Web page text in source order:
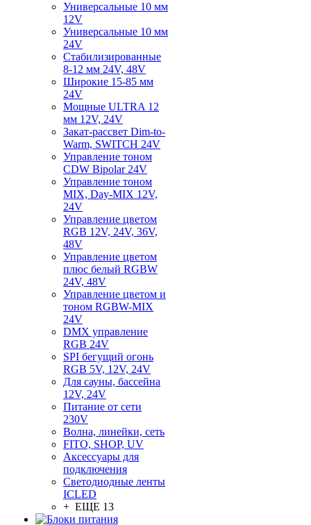
Универсальные 10 мм
12V
Универсальные 10 мм
24V
Стабилизированные
8-12 мм 24V, 48V
Широкие 15-85 мм
24V
Мощные ULTRA 12
мм 12V, 24V
Закат-рассвет Dim-to-
Warm, SWITCH 24V
Управление тоном
CDW Bipolar 24V
Управление тоном
MIX, Day-MIX 12V,
24V
Управление цветом
RGB 12V, 24V, 36V,
48V
Управление цветом
плюс белый RGBW
24V, 48V
Управление цветом и
тоном RGBW-MIX
24V
DMX управление
RGB 24V
SPI бегущий огонь
RGB 5V, 12V, 24V
Для сауны, бассейна
12V, 24V
Питание от сети
230V
Волна, линейки, сеть
FITO, SHOP, UV
Аксессуары для
подключения
Светодиодные ленты
ICLED
+ ЕЩЕ 13